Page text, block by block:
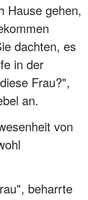
Hause gehen,
dachten, es
in der
Frau?",
an.
von
beharrte